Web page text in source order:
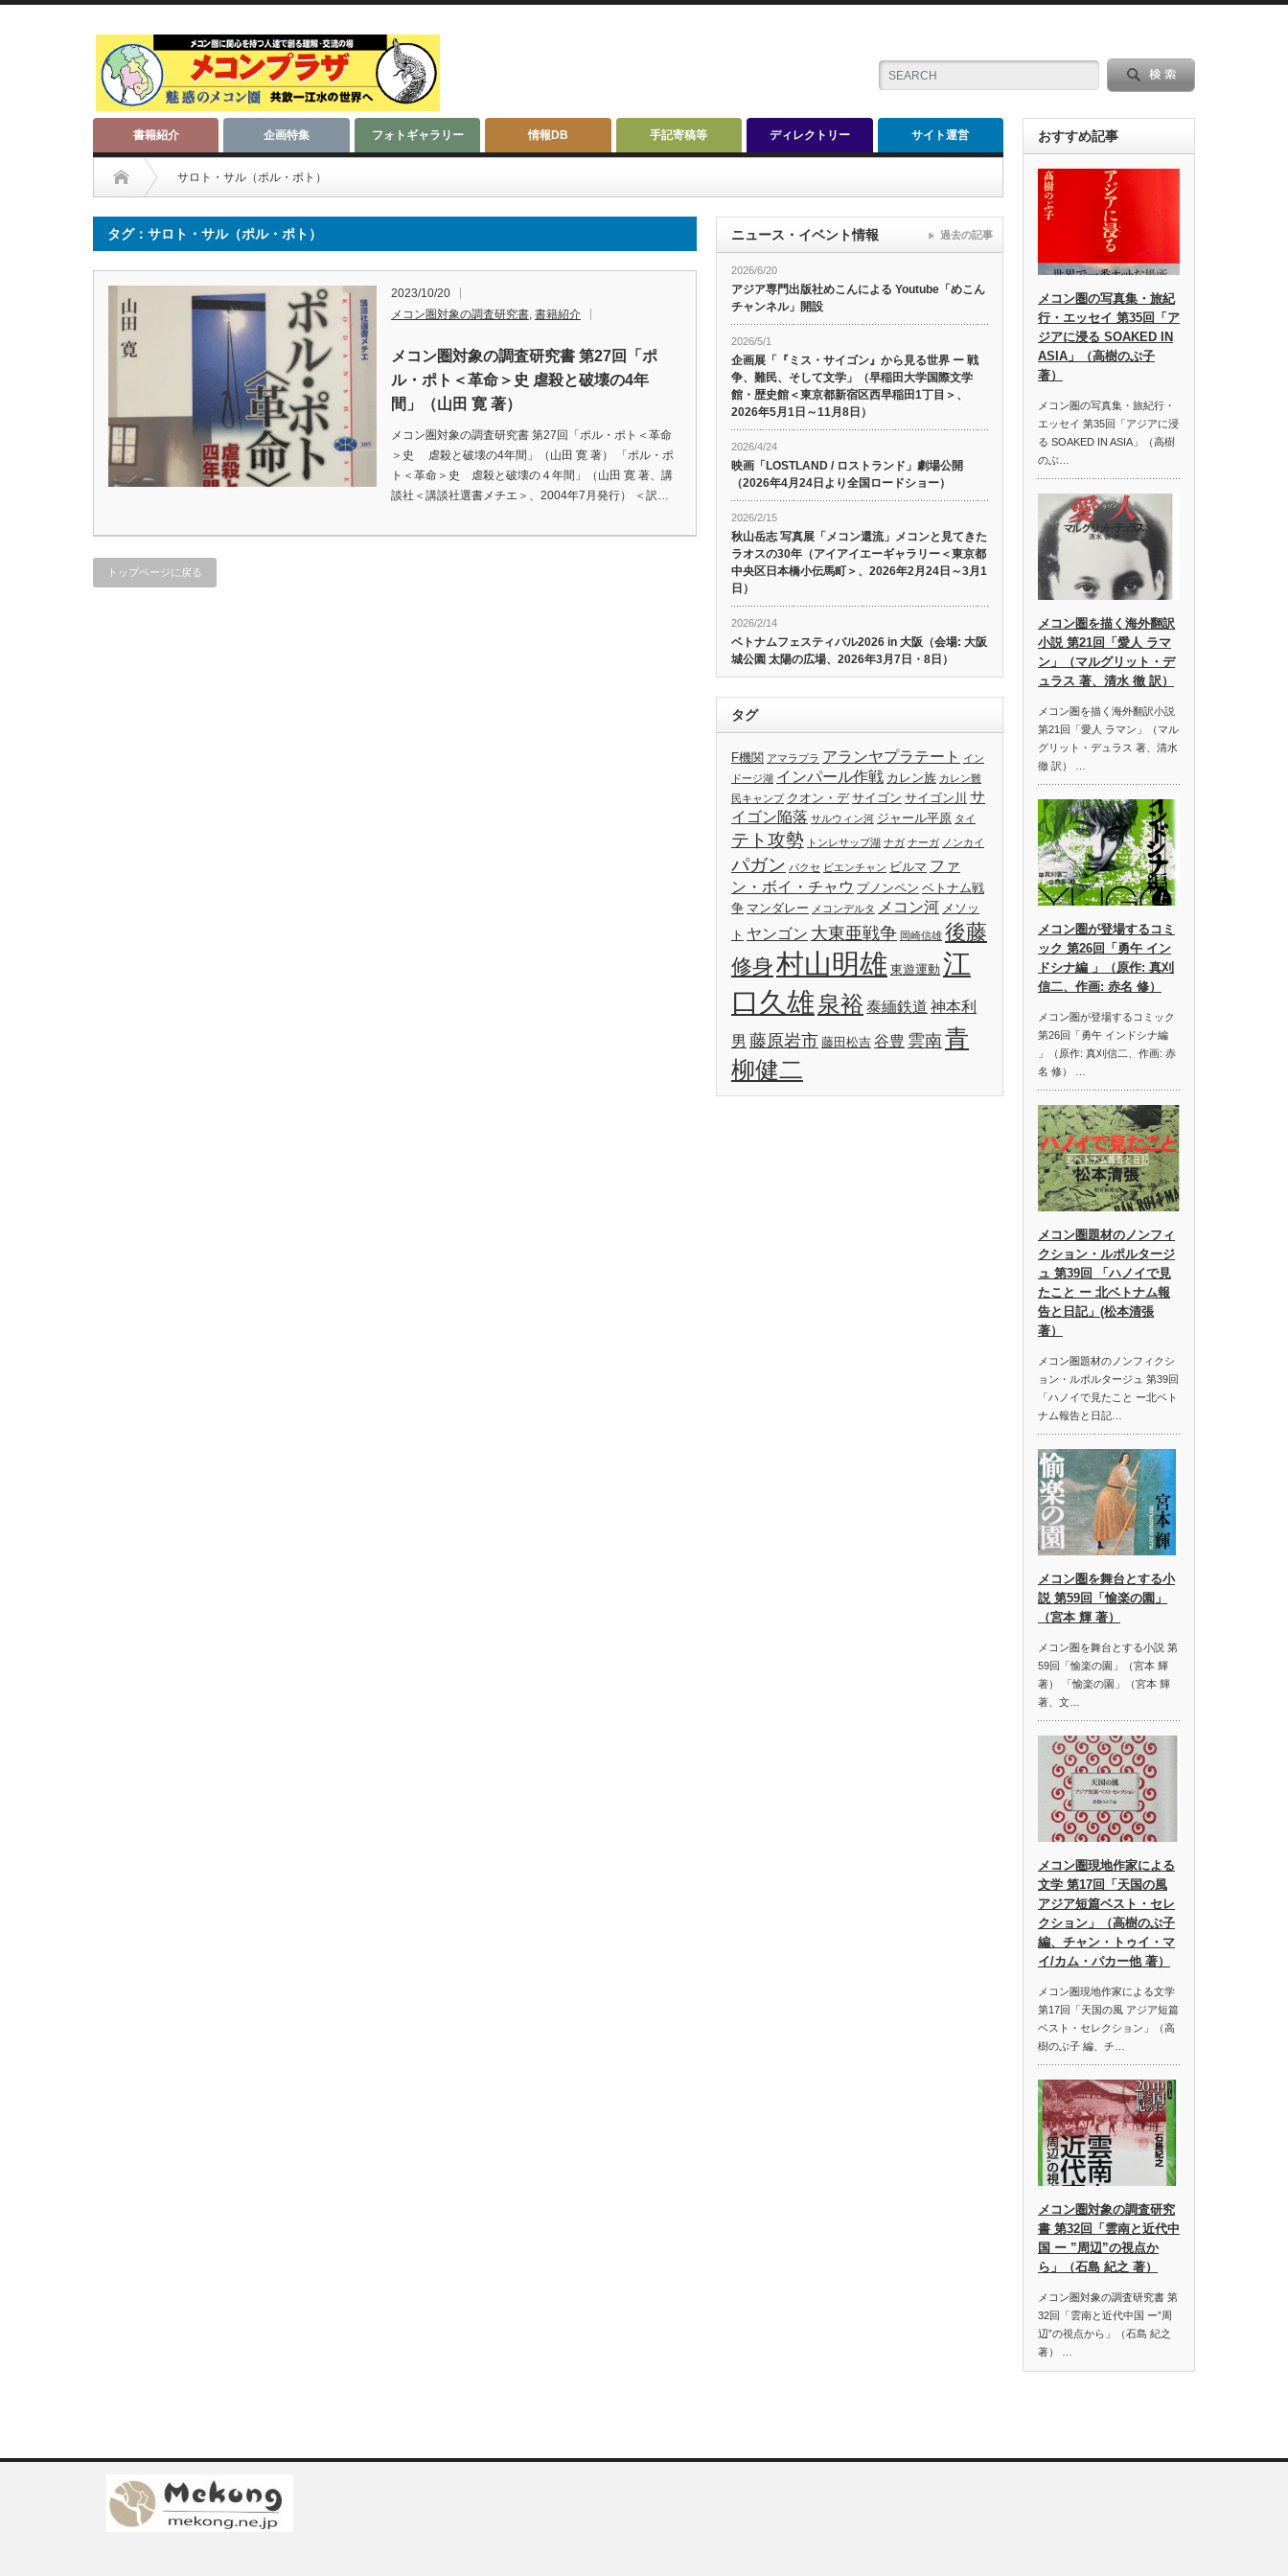
書籍紹介 企画特集 フォトギャラリー 情報DB 手記寄稿等 ディレクトリー サイト運営
サロト・サル（ポル・ポト）
タグ：サロト・サル（ポル・ポト）
2023/10/20
メコン圏対象の調査研究書, 書籍紹介
メコン圏対象の調査研究書 第27回「ポ
ル・ポト＜革命＞史 虐殺と破壊の4年
間」（山田 寛 著）
メコン圏対象の調査研究書 第27回「ポル・ポト＜革命
＞史 虐殺と破壊の4年間」（山田 寛 著） 「ポル・ポ
ト＜革命＞史 虐殺と破壊の４年間」（山田 寛 著、講
談社＜講談社選書メチエ＞、2004年7月発行） ＜訳…
トップページに戻る
ニュース・イベント情報
2026/6/20
アジア専門出版社めこんによる Youtube「めこん
チャンネル」開設
2026/5/1
企画展「『ミス・サイゴン』から見る世界 ー 戦
争、難民、そして文学」（早稲田大学国際文学
館・歴史館＜東京都新宿区西早稲田1丁目＞、
2026年5月1日～11月8日）
2026/4/24
映画「LOSTLAND / ロストランド」劇場公開
（2026年4月24日より全国ロードショー）
2026/2/15
秋山岳志 写真展「メコン還流」メコンと見てきた
ラオスの30年（アイアイエーギャラリー＜東京都
中央区日本橋小伝馬町＞、2026年2月24日～3月1
日）
2026/2/14
ベトナムフェスティバル2026 in 大阪（会場: 大阪
城公園 太陽の広場、2026年3月7日・8日）
過去の記事
タグ
F機関 アマラプラ アランヤプラテート
イン
ドージ湖 インパール作戦 カレン族 カレン難
民キャンプ クオン・デ サイゴン サイゴン川 サ
イゴン陥落 サルウィン河 ジャール平原 タイ
テト攻勢 トンレサップ湖 ナガ ナーガ ノンカイ
パガン パクセ ビエンチャン ビルマ ファ
ン・ボイ・チャウ プノンペン ベトナム戦
争 マンダレー メコンデルタ メコン河 メソッ
ト ヤンゴン 大東亜戦争 岡崎信雄 後藤
修身村山明雄 東遊運動 江
口久雄泉裕 泰緬鉄道 神本利
男 藤原岩市 藤田松吉 谷豊 雲南青
柳健二
おすすめ記事
メコン圏の写真集・旅紀
行・エッセイ 第35回「ア
ジアに浸る SOAKED IN
ASIA」（高樹のぶ子
著）
メコン圏の写真集・旅紀行・
エッセイ 第35回「アジアに浸
る SOAKED IN ASIA」（高樹
のぶ…
メコン圏を描く海外翻訳
小説 第21回「愛人 ラマ
ン」（マルグリット・デ
ュラス 著、清水 徹 訳）
メコン圏を描く海外翻訳小説
第21回「愛人 ラマン」（マル
グリット・デュラス 著、清水
徹 訳） …
メコン圏が登場するコミ
ック 第26回「勇午 イン
ドシナ編 」（原作: 真刈
信二、作画: 赤名 修）
メコン圏が登場するコミック
第26回「勇午 インドシナ編
」（原作: 真刈信二、作画: 赤
名 修） …
メコン圏題材のノンフィ
クション・ルポルタージ
ュ 第39回 「ハノイで見
たこと ー 北ベトナム報
告と日記」(松本清張
著）
メコン圏題材のノンフィクシ
ョン・ルポルタージュ 第39回
「ハノイで見たこと ー北ベト
ナム報告と日記…
メコン圏を舞台とする小
説 第59回「愉楽の園」
（宮本 輝 著）
メコン圏を舞台とする小説 第
59回「愉楽の園」（宮本 輝
著） 「愉楽の園」（宮本 輝
著、文…
メコン圏現地作家による
文学 第17回「天国の風
アジア短篇ベスト・セレ
クション」（高樹のぶ子
編、チャン・トゥイ・マ
イ/カム・パカー他 著）
メコン圏現地作家による文学
第17回「天国の風 アジア短篇
ベスト・セレクション」（高
樹のぶ子 編、チ…
メコン圏対象の調査研究
書 第32回「雲南と近代中
国 ー ”周辺”の視点か
ら」（石島 紀之 著）
メコン圏対象の調査研究書 第
32回「雲南と近代中国 ー”周
辺”の視点から」（石島 紀之
著） …